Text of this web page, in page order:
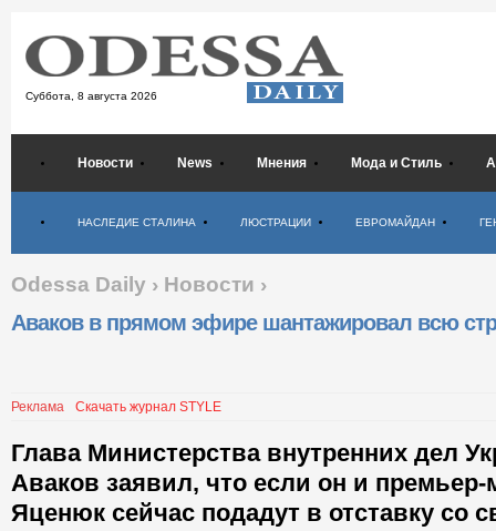
Суббота, 8 августа 2026
Новости News Мнения Мода и Стиль
НАСЛЕДИЕ СТАЛИНА ЛЮСТРАЦИИ ЕВРОМАЙДАН
Odessa Daily › Новости ›
Аваков в прямом эфире шантажировал всю
Реклама Скачать журнал STYLE
Глава Министерства внутренних дел
Аваков заявил, что если он и
Яценюк сейчас подадут в отставку со